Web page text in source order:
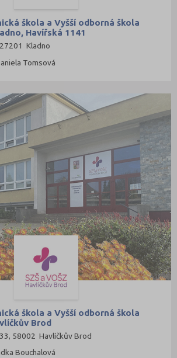
škola a Vyšší odborná škola
Havířská 1141
Kladno
Tomsová
škola a Vyšší odborná škola
Brod
58002 Havlíčkův Brod
Bouchalová